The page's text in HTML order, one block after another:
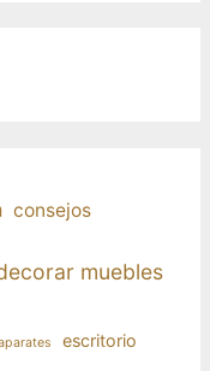
consejos
muebles
escritorio